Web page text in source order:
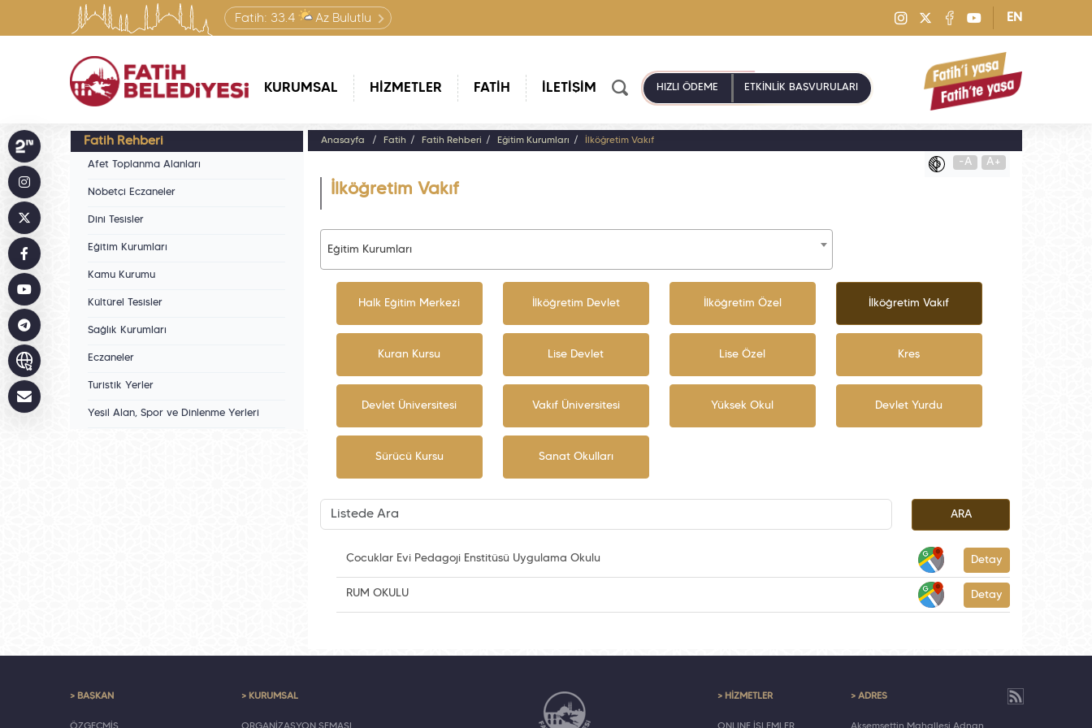
Fatih: 33.4 Az Bulutlu EN
KURUMSAL HİZMETLER FATİH İLETİŞİM HIZLI ÖDEME ETKİNLİK BAŞVURULARI
Fatih Rehberi
Afet Toplanma Alanları
Nöbetçi Eczaneler
Dini Tesisler
Eğitim Kurumları
Kamu Kurumu
Kültürel Tesisler
Sağlık Kurumları
Eczaneler
Turistik Yerler
Yeşil Alan, Spor ve Dinlenme Yerleri
Anasayfa Fatih Fatih Rehberi Eğitim Kurumları İlköğretim Vakıf
-A A+
İlköğretim Vakıf
Eğitim Kurumları
Halk Eğitim Merkezi İlköğretim Devlet İlköğretim Özel İlköğretim Vakıf
Kuran Kursu Lise Devlet Lise Özel Kreş
Devlet Üniversitesi Vakıf Üniversitesi Yüksek Okul Devlet Yurdu
Sürücü Kursu Sanat Okulları
ARA
Çocuklar Evi Pedagoji Enstitüsü Uygulama Okulu Detay
RUM OKULU Detay
> BAŞKAN
ÖZGEÇMİŞ
> KURUMSAL
ORGANİZASYON ŞEMASI
> HİZMETLER
ONLINE İŞLEMLER
> ADRES
Akşemsettin Mahallesi Adnan